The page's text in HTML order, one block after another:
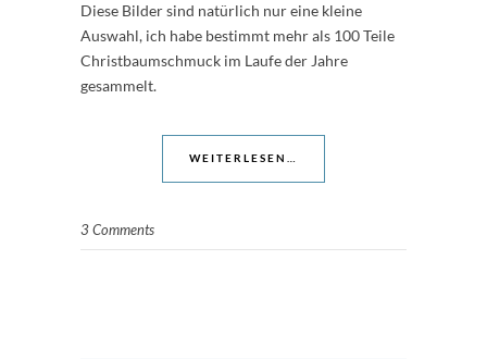
Diese Bilder sind natürlich nur eine kleine
Auswahl, ich habe bestimmt mehr als 100 Teile
Christbaumschmuck im Laufe der Jahre
gesammelt.
WEITERLESEN…
3 Comments